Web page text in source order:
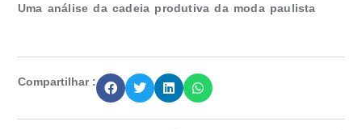
Uma análise da cadeia produtiva da moda paulista
Compartilhar :